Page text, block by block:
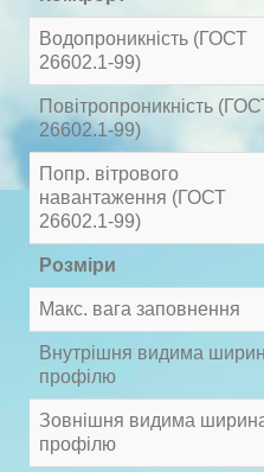
Водопроникність (ГОСТ
26602.1-99)
Повітропроникність
26602.1-99)
Попр. вітрового
навантаження (ГОСТ
26602.1-99)
Розміри
Макс. вага заповнення
Внутрішня видима
профілю
Зовнішня видима
профілю